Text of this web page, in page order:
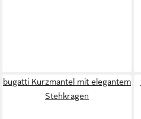
bugatti Kurzmantel mit elegantem
Stehkragen